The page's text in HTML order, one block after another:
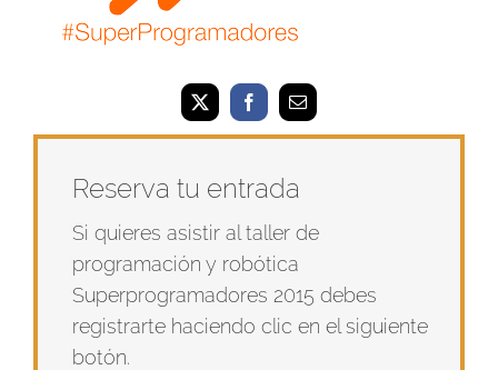
Reserva tu entrada
Si quieres asistir al taller de
programación y robótica
Superprogramadores 2015 debes
registrarte haciendo clic en el siguiente
botón.